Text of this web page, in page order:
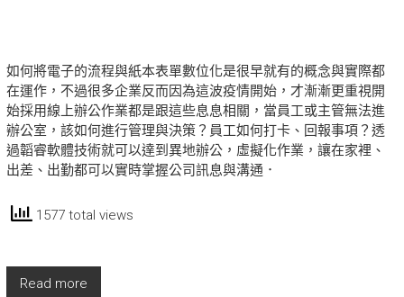
如何將電子的流程與紙本表單數位化是很早就有的概念與實際都
在運作，不過很多企業反而因為這波疫情開始，才漸漸更重視開
始採用線上辦公作業都是跟這些息息相關，當員工或主管無法進
辦公室，該如何進行管理與決策？員工如何打卡、回報事項？透
過韜睿軟體技術就可以達到異地辦公，虛擬化作業，讓在家裡、
出差、出勤都可以實時掌握公司訊息與溝通．
1577 total views
Read more